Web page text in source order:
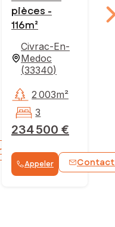
WhatsApp
pièces -
116m²
Civrac-En-
Medoc
(33340)
234 500 €
2 003m²
3
Appeler